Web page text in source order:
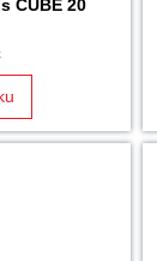
CUBE 20